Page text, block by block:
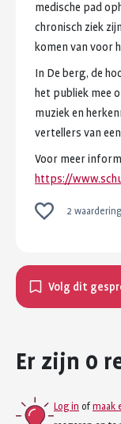
medische pad
chronisch ziek
komen van voor
In De berg, de
het publiek mee
muziek en
vertellers van een
Voor meer
https://
2
Volg dit
Er zijn 0
Log in of maak